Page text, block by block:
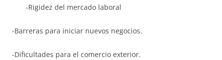
-Rigidez del mercado laboral
-Barreras para iniciar nuevos negocios.
-Dificultades para el comercio exterior.